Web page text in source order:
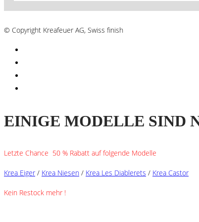
© Copyright Kreafeuer AG, Swiss finish
EINIGE MODELLE SIND
Letzte Chance 50 % Rabatt auf folgende Modelle
Krea Eiger / Krea Niesen / Krea Les Diablerets / Krea Castor
Kein Restock mehr !